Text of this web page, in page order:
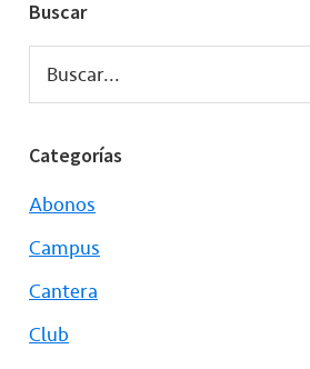
Buscar
Buscar...
Categorías
Abonos
Campus
Cantera
Club